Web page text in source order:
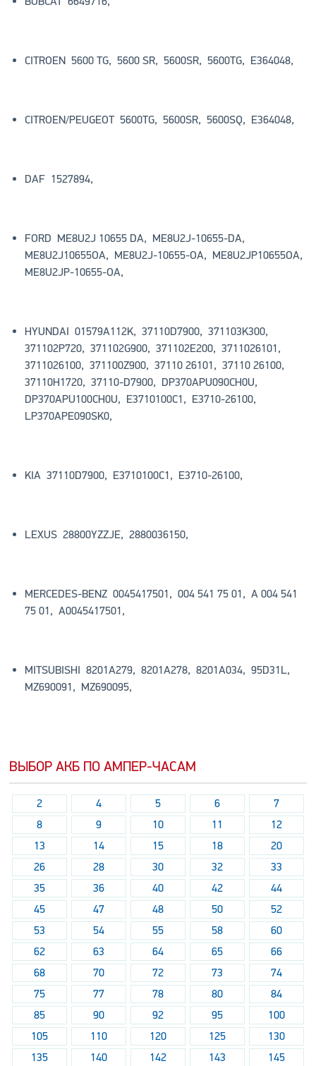
CITROEN 5600 TG, 5600 SR, 5600SR, 5600TG, E364048,
CITROEN/PEUGEOT 5600TG, 5600SR, 5600SQ, E364048,
DAF 1527894,
FORD ME8U2J 10655 DA, ME8U2J-10655-DA,
ME8U2J10655OA, ME8U2J-10655-OA, ME8U2JP10655OA,
ME8U2JP-10655-OA,
HYUNDAI 01579A112K, 37110D7900, 371103K300,
371102P720, 371102G900, 371102E200, 3711026101,
3711026100, 371100Z900, 37110 26101, 37110 26100,
37110H1720, 37110-D7900, DP370APU090CH0U,
DP370APU100CH0U, E3710100C1, E3710-26100,
LP370APE090SK0,
KIA 37110D7900, E3710100C1, E3710-26100,
LEXUS 28800YZZJE, 2880036150,
MERCEDES-BENZ 0045417501, 004 541 75 01, A 004 541
75 01, A0045417501,
MITSUBISHI 8201A279, 8201A278, 8201A034, 95D31L,
MZ690091, MZ690095,
ВЫБОР АКБ ПО АМПЕР-ЧАСАМ
2 4 5 6
7
8
9 10 11
12
13
14 15 18
20
26
28 30 32
33
35
36 40 42
44
45
47 48 50
52
53
54 55 58
60
62
63 64 65
66
68
70 72 73
74
75
77 78 80
84
85
90 92 95
100
105
110 120 125
130
135
140 142 143
145